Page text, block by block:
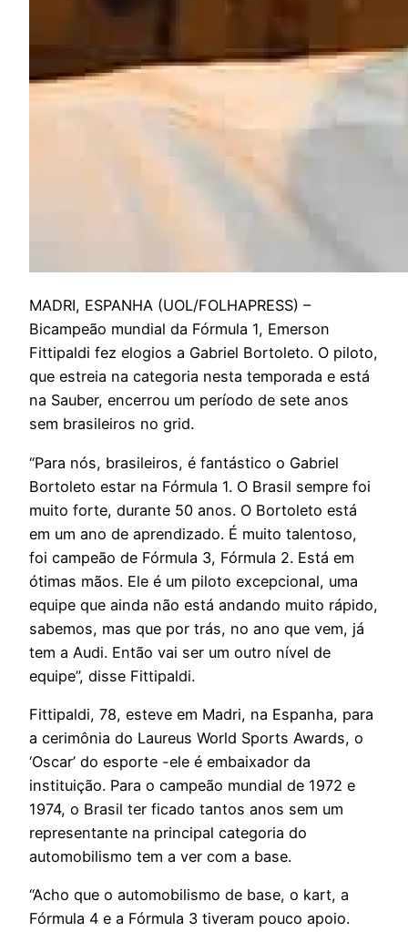
MADRI, ESPANHA (UOL/FOLHAPRESS) –
Bicampeão mundial da Fórmula 1, Emerson
Fittipaldi fez elogios a Gabriel Bortoleto. O piloto,
que estreia na categoria nesta temporada e está
na Sauber, encerrou um período de sete anos
sem brasileiros no grid.
“Para nós, brasileiros, é fantástico o Gabriel
Bortoleto estar na Fórmula 1. O Brasil sempre foi
muito forte, durante 50 anos. O Bortoleto está
em um ano de aprendizado. É muito talentoso,
foi campeão de Fórmula 3, Fórmula 2. Está em
ótimas mãos. Ele é um piloto excepcional, uma
equipe que ainda não está andando muito rápido,
sabemos, mas que por trás, no ano que vem, já
tem a Audi. Então vai ser um outro nível de
equipe”, disse Fittipaldi.
Fittipaldi, 78, esteve em Madri, na Espanha, para
a cerimônia do Laureus World Sports Awards, o
‘Oscar’ do esporte -ele é embaixador da
instituição. Para o campeão mundial de 1972 e
1974, o Brasil ter ficado tantos anos sem um
representante na principal categoria do
automobilismo tem a ver com a base.
“Acho que o automobilismo de base, o kart, a
Fórmula 4 e a Fórmula 3 tiveram pouco apoio.